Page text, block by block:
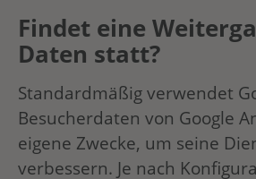
Findet eine
Daten statt?
Standardmäßig verwendet
Besucherdaten von Google
eigene Zwecke, um seine
verbessern. Je nach